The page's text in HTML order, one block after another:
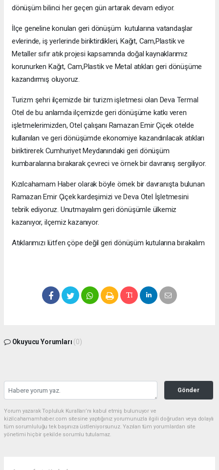
dönüşüm bilinci her geçen gün artarak devam ediyor.
İlçe geneline konulan geri dönüşüm kutularına vatandaşlar
evlerinde, iş yerlerinde biriktirdikleri, Kağıt, Cam,Plastik ve
Metaller sıfır atık projesi kapsamında doğal kaynaklarımız
korunurken Kağıt, Cam,Plastik ve Metal atıkları geri dönüşüme
kazandırmış oluyoruz.
Turizm şehri ilçemizde bir turizm işletmesi olan Deva Termal
Otel de bu anlamda ilçemizde geri dönüşüme katkı veren
işletmelerimizden, Otel çalışanı Ramazan Emir Çiçek otelde
kullanılan ve geri dönüşümde ekonomiye kazandırılacak atıkları
biriktirerek Cumhuriyet Meydanındaki geri dönüşüm
kumbaralarına bırakarak çevreci ve örnek bir davranış sergiliyor.
Kızılcahamam Haber olarak böyle örnek bir davranışta bulunan
Ramazan Emir Çiçek kardeşimizi ve Deva Otel İşletmesini
tebrik ediyoruz. Unutmayalım geri dönüşümle ülkemiz
kazanıyor, ilçemiz kazanıyor.
Atıklarımızı lütfen çöpe değil geri dönüşüm kutularına bırakalım
Okuyucu Yorumları (0)
Gönder
Yorum yazarak Topluluk Kuralları’nı kabul etmiş bulunuyor ve
kizilcahamamhaber.com sitesine yaptığınız yorumunuzla ilgili doğrudan veya dolaylı
tüm sorumluluğu tek başınıza üstleniyorsunuz. Yazılan tüm yorumlardan site
yönetimi hiçbir şekilde sorumlu tutulamaz.